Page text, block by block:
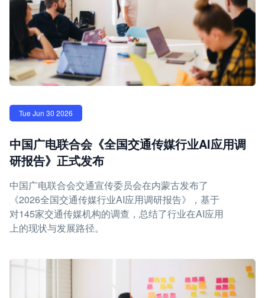
Tue Jun 30 2026
中国广电联合会《全国交通传媒行业AI应用调
研报告》正式发布
中国广电联合会交通宣传委员会在内蒙古发布了
《2026全国交通传媒行业AI应用调研报告》，基于
对145家交通传媒机构的调查，总结了行业在AI应用
上的现状与发展路径。